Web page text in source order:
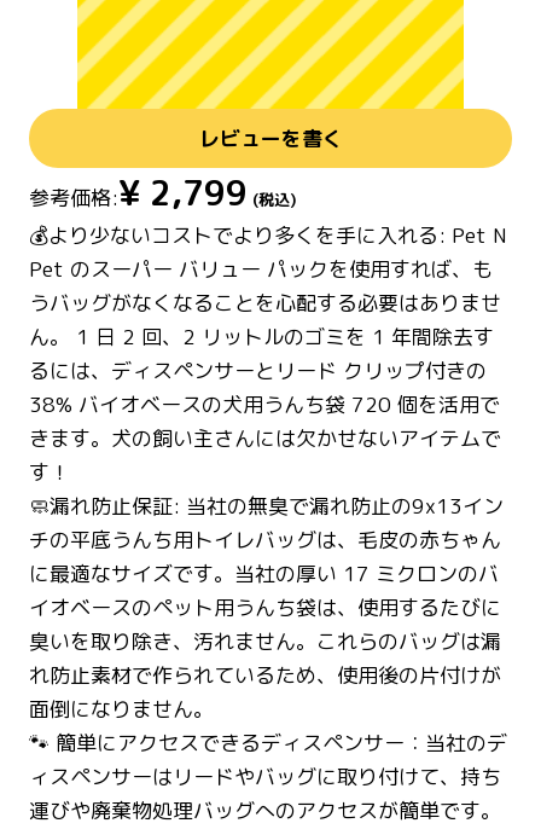
レビューを書く
参考価格:¥ 2,799 (税込)
💰より少ないコストでより多くを手に入れる: Pet N
Pet のスーパー バリュー パックを使用すれば、も
うバッグがなくなることを心配する必要はありませ
ん。 1 日 2 回、2 リットルのゴミを 1 年間除去す
るには、ディスペンサーとリード クリップ付きの
38% バイオベースの犬用うんち袋 720 個を活用で
きます。犬の飼い主さんには欠かせないアイテムで
す！
🧼漏れ防止保証: 当社の無臭で漏れ防止の9x13イン
チの平底うんち用トイレバッグは、毛皮の赤ちゃん
に最適なサイズです。当社の厚い 17 ミクロンのバ
イオベースのペット用うんち袋は、使用するたびに
臭いを取り除き、汚れません。これらのバッグは漏
れ防止素材で作られているため、使用後の片付けが
面倒になりません。
🐾 簡単にアクセスできるディスペンサー：当社のデ
ィスペンサーはリードやバッグに取り付けて、持ち
運びや廃棄物処理バッグへのアクセスが簡単です。